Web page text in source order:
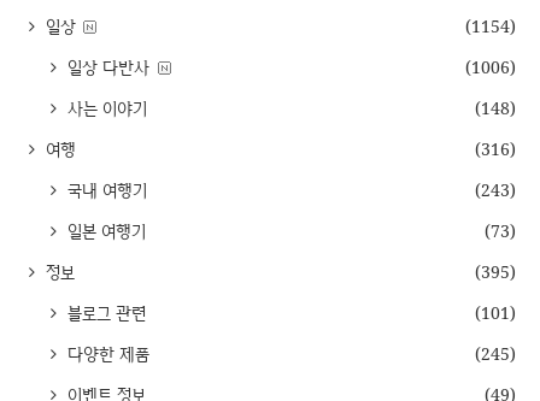
일상
(1154)
일상 다반사
(1006)
사는 이야기
(148)
여행
(316)
국내 여행기
(243)
일본 여행기
(73)
정보
(395)
블로그 관련
(101)
다양한 제품
(245)
이벤트 정보
(49)